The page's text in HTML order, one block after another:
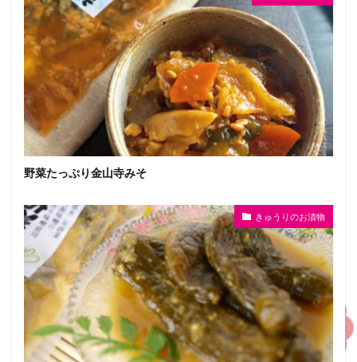
野菜たっぷり金山寺みそ
きゅうりのお漬物